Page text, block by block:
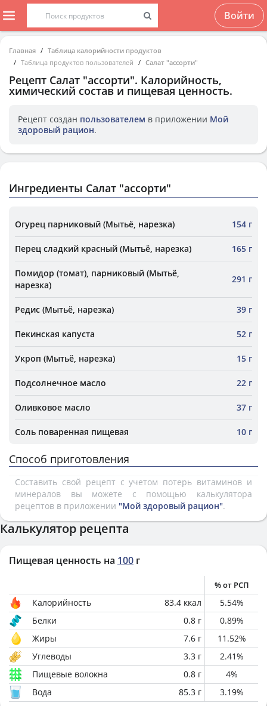
Войти
Главная
Таблица калорийности продуктов
Таблица продуктов пользователей
Салат "ассорти"
Рецепт Салат "ассорти". Калорийность,
химический состав и пищевая ценность.
Рецепт создан пользователем в приложении Мой
здоровый рацион.
Ингредиенты Салат "ассорти"
Огурец парниковый (Мытьё, нарезка) 154 г
Перец сладкий красный (Мытьё, нарезка) 165 г
Помидор (томат), парниковый (Мытьё,
нарезка)
291 г
Редис (Мытьё, нарезка) 39 г
Пекинская капуста 52 г
Укроп (Мытьё, нарезка) 15 г
Подсолнечное масло 22 г
Оливковое масло 37 г
Соль поваренная пищевая 10 г
Способ приготовления
Составить свой рецепт с учетом потерь витаминов и
минералов вы можете с помощью калькулятора
рецептов в приложении "Мой здоровый рацион".
Калькулятор рецепта
Пищевая ценность на 100 г
% от РСП
Калорийность 83.4 ккал 5.54%
Белки
0.8 г 0.89%
Жиры
7.6 г 11.52%
Углеводы
3.3 г 2.41%
Пищевые волокна
0.8 г 4%
Вода
85.3 г 3.19%